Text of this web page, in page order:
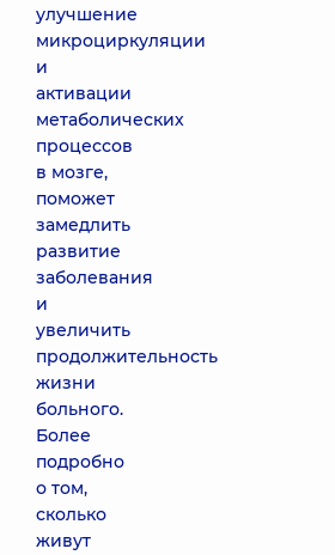
улучшение
микроциркуляции
и
активации
метаболических
процессов
в мозге,
поможет
замедлить
развитие
заболевания
и
увеличить
продолжительность
жизни
больного.
Более
подробно
о том,
сколько
живут